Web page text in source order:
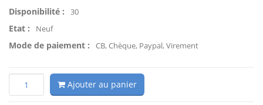
Disponibilité : 30
Etat : Neuf
Mode de paiement : CB, Chèque, Paypal, Virement
Ajouter au panier